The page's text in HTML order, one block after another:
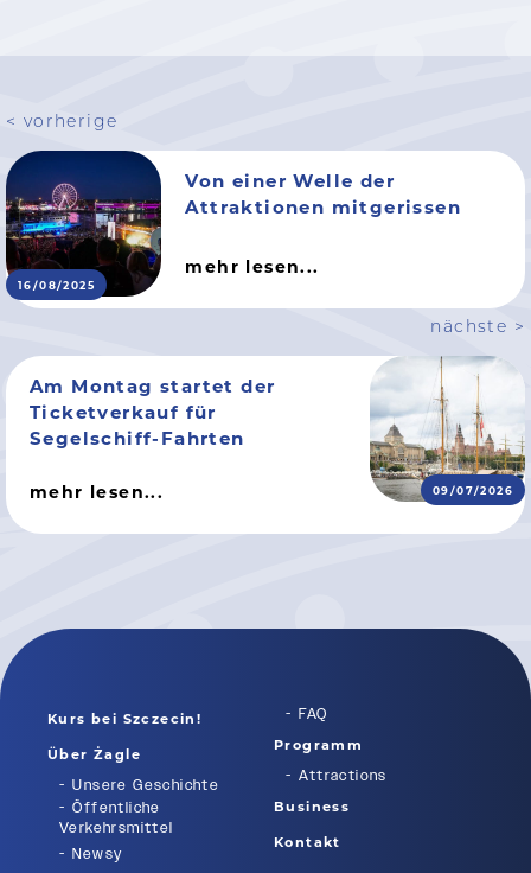
< vorherige
16/08/2025
Von einer Welle der
Attraktionen mitgerissen
mehr lesen...
nächste >
09/07/2026
Am Montag startet der
Ticketverkauf für
Segelschiff-Fahrten
mehr lesen...
Kurs bei Szczecin!
Über Żagle
Unsere Geschichte
Öffentliche
Verkehrsmittel
Newsy
FAQ
Programm
Attractions
Business
Kontakt